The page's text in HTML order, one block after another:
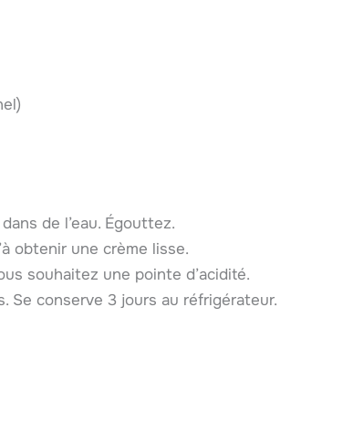
de l’eau. Égouttez.
obtenir une crème lisse.
souhaitez une pointe d’acidité.
Se conserve 3 jours au réfrigérateur.